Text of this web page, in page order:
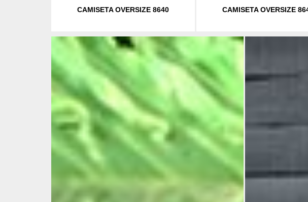
CAMISETA OVERSIZE 8640 CAMISETA OVERSIZE 8640